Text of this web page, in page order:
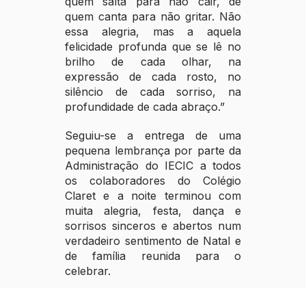
quem canta para não gritar. Não
essa alegria, mas a aquela
felicidade profunda que se lê no
brilho de cada olhar, na
expressão de cada rosto, no
silêncio de cada sorriso, na
profundidade de cada abraço.”
Seguiu-se a entrega de uma
pequena lembrança por parte da
Administração do IECIC a todos
os colaboradores do Colégio
Claret e a noite terminou com
muita alegria, festa, dança e
sorrisos sinceros e abertos num
verdadeiro sentimento de Natal e
de família reunida para o
celebrar.